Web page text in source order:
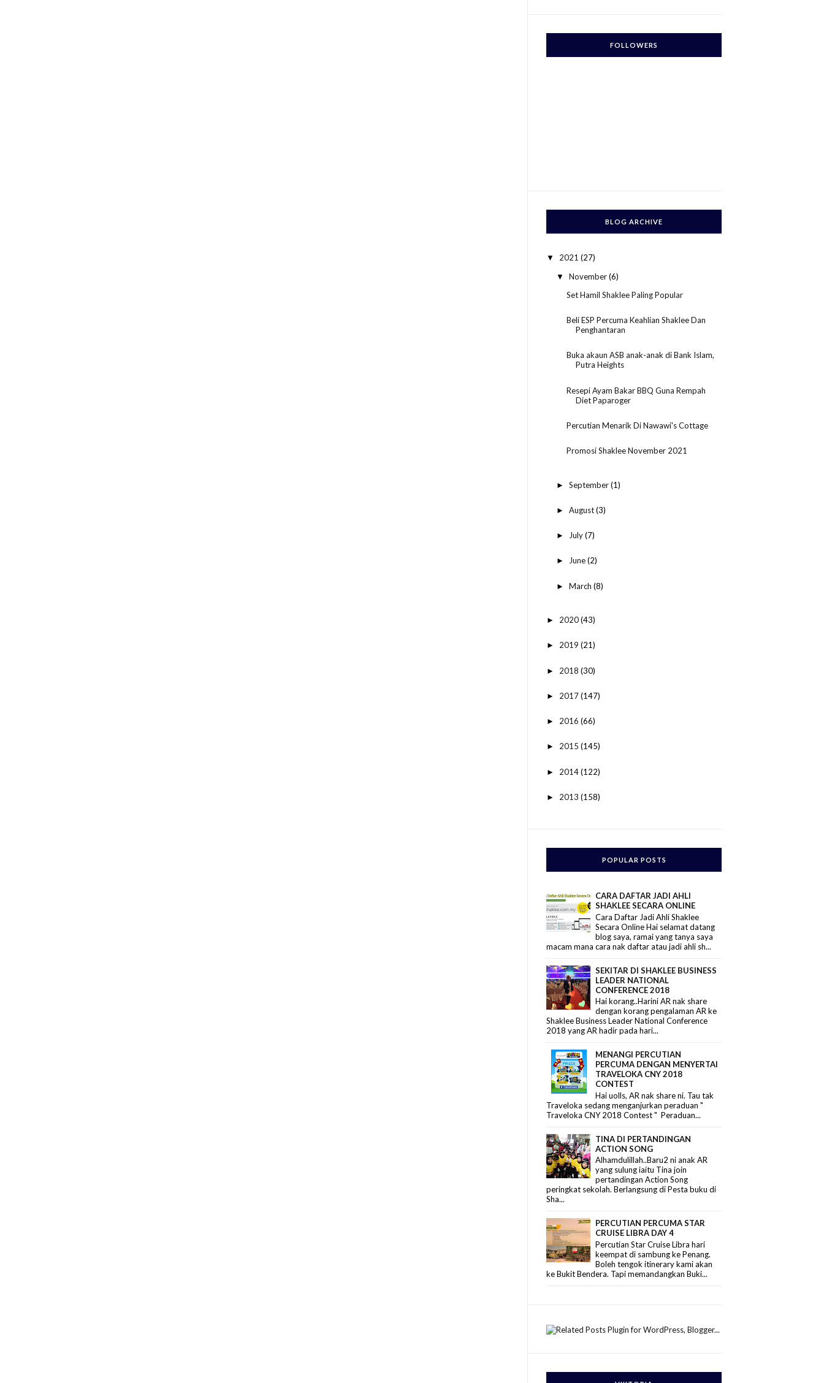
FOLLOWERS
BLOG ARCHIVE
▼ 2021(27)
▼ November(6)
Set Hamil Shaklee Paling Popular
Beli ESP Percuma Keahlian Shaklee Dan
Penghantaran
Buka akaun ASB anak-anak di Bank Islam,
Putra Heights
Resepi Ayam Bakar BBQ Guna Rempah
Diet Paparoger
Percutian Menarik Di Nawawi's Cottage
Promosi Shaklee November 2021
► September(1)
► August(3)
► July(7)
► June(2)
► March (8)
► 2020(43)
► 2019(21)
► 2018(30)
► 2017(147)
► 2016(66)
► 2015(145)
► 2014(122)
► 2013(158)
POPULAR POSTS
CARA DAFTAR JADI AHLI
SHAKLEE SECARA ONLINE
Cara Daftar Jadi Ahli Shaklee
Secara Online Hai selamat datang
blog saya, ramai yang tanya saya
macam mana cara nak daftar atau jadi ahli sh...
SEKITAR DI SHAKLEE BUSINESS
LEADER NATIONAL
CONFERENCE 2018
Hai korang..Harini AR nak share
dengan korang pengalaman AR ke
Shaklee Business Leader National Conference
2018 yang AR hadir pada hari...
MENANGI PERCUTIAN
PERCUMA DENGAN MENYERTAI
TRAVELOKA CNY 2018
CONTEST
Hai uolls, AR nak share ni. Tau tak
Traveloka sedang menganjurkan peraduan "
Traveloka CNY 2018 Contest " Peraduan...
TINA DI PERTANDINGAN
ACTION SONG
Alhamdulillah..Baru2 ni anak AR
yang sulung iaitu Tina join
pertandingan Action Song
peringkat sekolah. Berlangsung di Pesta buku di
Sha...
PERCUTIAN PERCUMA STAR
CRUISE LIBRA DAY 4
Percutian Star Cruise Libra hari
keempat di sambung ke Penang.
Boleh tengok itinerary kami akan
ke Bukit Bendera. Tapi memandangkan Buki...